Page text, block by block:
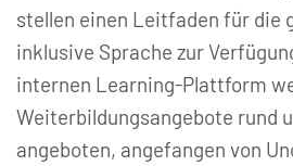
stellen einen Leitfaden für die
inklusive Sprache zur
internen Learning-Plattform
Weiterbildungsangebote rund
angeboten, angefangen von